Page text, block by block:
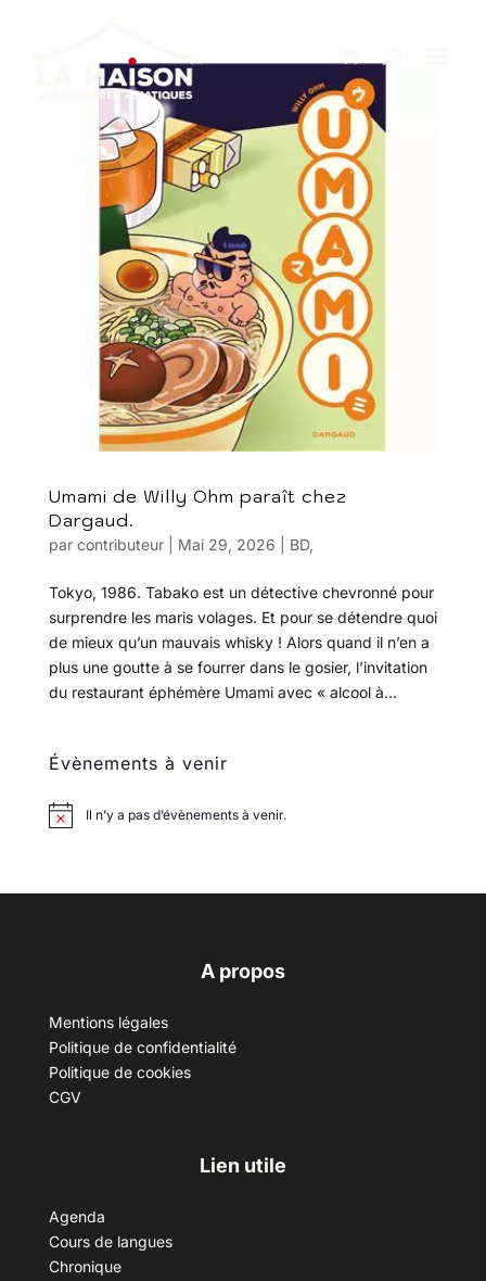
Umami de Willy Ohm paraît chez
Dargaud.
par contributeur| Mai 29, 2026 BD,
Tokyo, 1986. Tabako est un détective chevronné pour
surprendre les maris volages. Et pour se détendre quoi
de mieux qu’un mauvais whisky ! Alors quand il n’en a
plus une goutte à se fourrer dans le gosier, l’invitation
du restaurant éphémère Umami avec « alcool à...
Évènements à venir
Il n’y a pas d’évènements à venir.
A propos
Mentions légales
Politique de confidentialité
Politique de cookies
CGV
Lien utile
Agenda
Cours de langues
Chronique